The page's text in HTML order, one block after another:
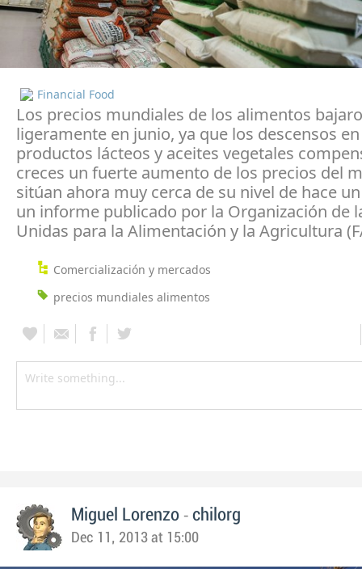
Financial Food
Los precios mundiales de los alimentos
ligeramente en junio, ya que los descensos
productos lácteos y aceites vegetales
creces un fuerte aumento de los precios del
sitúan ahora muy cerca de su nivel de hace
un informe publicado por la Organización de
Unidas para la Alimentación y la Agricultura
Comercialización y mercados
precios mundiales alimentos
Miguel Lorenzo - chilorg
Dec 11, 2013 at 15:00